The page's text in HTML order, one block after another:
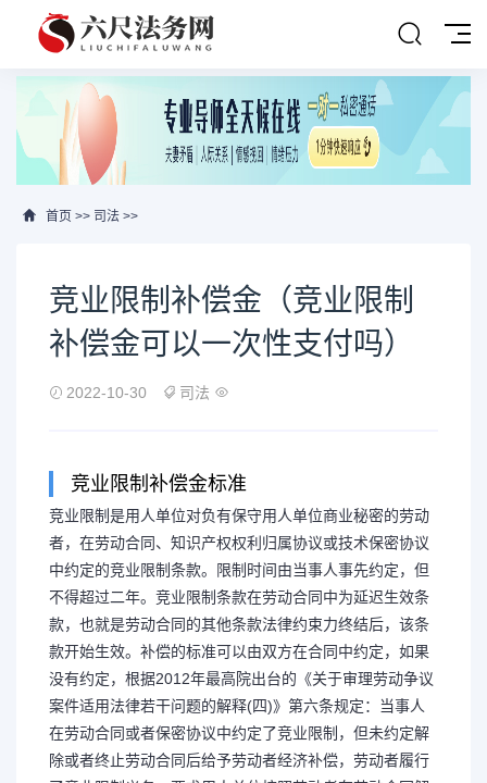
首页 >> 司法 >>
竞业限制补偿金（竞业限制
补偿金可以一次性支付吗）
2022-10-30 司法
竞业限制补偿金标准
竞业限制是用人单位对负有保守用人单位商业秘密的劳动
者，在劳动合同、知识产权权利归属协议或技术保密协议
中约定的竞业限制条款。限制时间由当事人事先约定，但
不得超过二年。竞业限制条款在劳动合同中为延迟生效条
款，也就是劳动合同的其他条款法律约束力终结后，该条
款开始生效。补偿的标准可以由双方在合同中约定，如果
没有约定，根据2012年最高院出台的《关于审理劳动争议
案件适用法律若干问题的解释(四)》第六条规定：当事人
在劳动合同或者保密协议中约定了竞业限制，但未约定解
除或者终止劳动合同后给予劳动者经济补偿，劳动者履行
竞业限制补偿金（竞业限
次性支付吗
竞业限制补偿金标准 竞业限制
人单位商业秘密的劳动者，在劳动